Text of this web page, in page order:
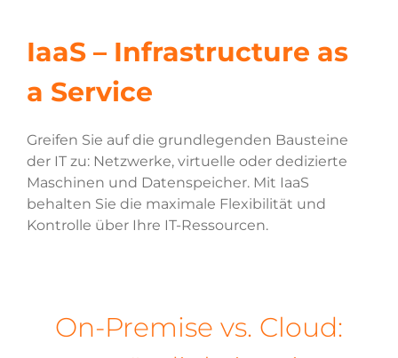
IaaS – Infrastructure as
a Service
Greifen Sie auf die grundlegenden Bausteine
der IT zu: Netzwerke, virtuelle oder dedizierte
Maschinen und Datenspeicher. Mit IaaS
behalten Sie die maximale Flexibilität und
Kontrolle über Ihre IT-Ressourcen.
On-Premise vs. Cloud: